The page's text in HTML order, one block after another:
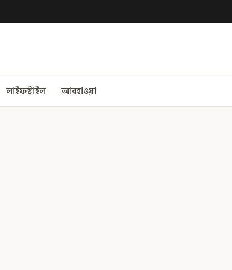
লাইফস্টাইল আবহাওয়া